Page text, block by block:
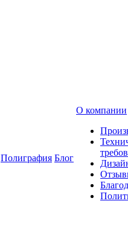
Полиграфия Блог
О компании